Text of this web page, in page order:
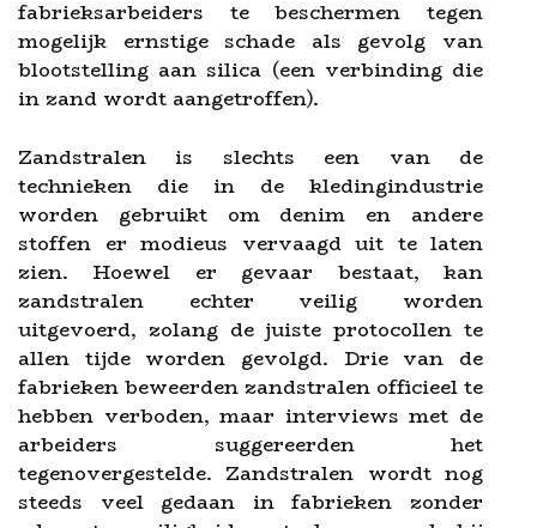
fabrieksarbeiders te beschermen tegen
mogelijk ernstige schade als gevolg van
blootstelling aan silica (een verbinding die
in zand wordt aangetroffen).
Zandstralen is slechts een van de
technieken die in de kledingindustrie
worden gebruikt om denim en andere
stoffen er modieus vervaagd uit te laten
zien. Hoewel er gevaar bestaat, kan
zandstralen echter veilig worden
uitgevoerd, zolang de juiste protocollen te
allen tijde worden gevolgd. Drie van de
fabrieken beweerden zandstralen officieel te
hebben verboden, maar interviews met de
arbeiders suggereerden het
tegenovergestelde. Zandstralen wordt nog
steeds veel gedaan in fabrieken zonder